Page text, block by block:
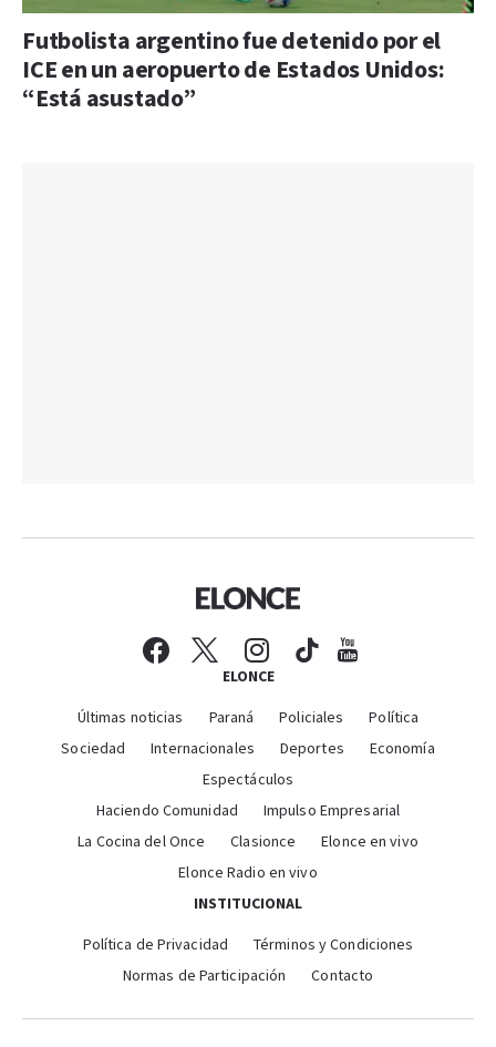
Futbolista argentino fue detenido por el
ICE en un aeropuerto de Estados Unidos:
“Está asustado”
ELONCE
Últimas noticias Paraná Policiales
Política
Sociedad
Internacionales Deportes
Economía
Espectáculos
Haciendo Comunidad
Impulso Empresarial
La Cocina del Once
Clasionce
Elonce en vivo
Elonce Radio en vivo
INSTITUCIONAL
Política de Privacidad
Términos y Condiciones
Normas de Participación
Contacto